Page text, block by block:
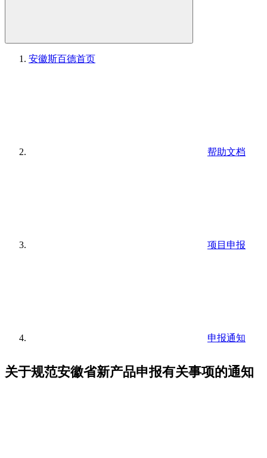
安徽斯百德首页
帮助文档
项目申报
申报通知
关于规范安徽省新产品申报有关事项的通知